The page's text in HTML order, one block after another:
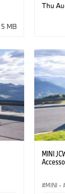
5 MB
Thu
MINI
MINI ·